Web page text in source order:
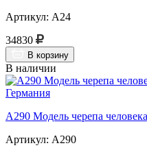
Артикул: А24
34830
В корзину
В наличии
A290 Модель черепа
Артикул: А290